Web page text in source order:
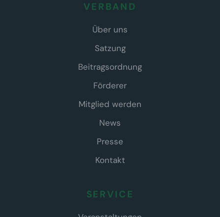
VERBAND
Über uns
Satzung
Beitragsordnung
Förderer
Mitglied werden
News
Presse
Kontakt
SERVICE